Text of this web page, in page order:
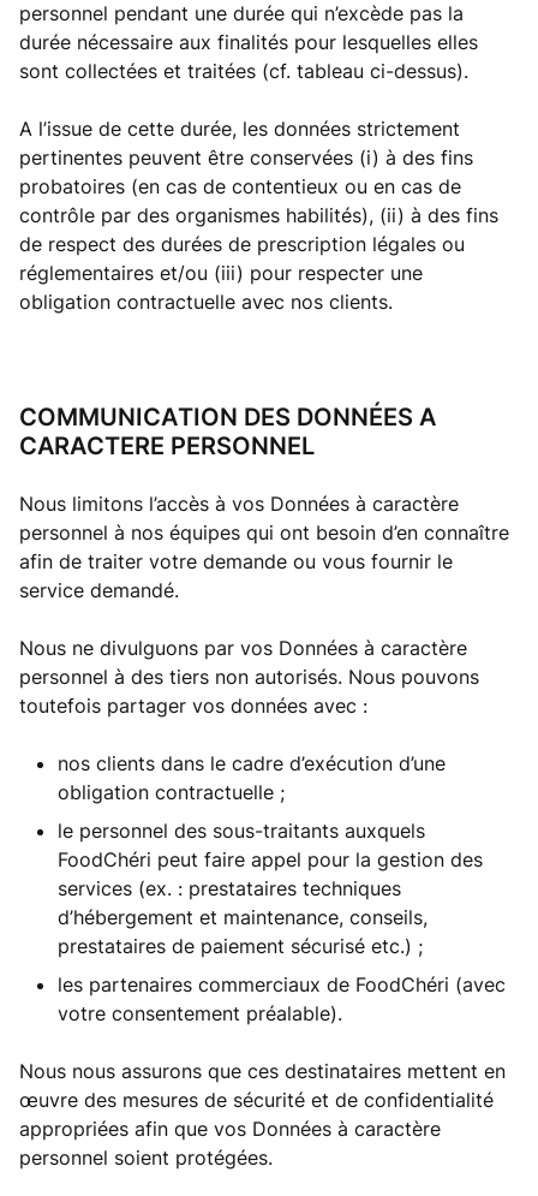
personnel pendant une durée qui n’excède pas la
durée nécessaire aux finalités pour lesquelles elles
sont collectées et traitées (cf. tableau ci-dessus).
A l’issue de cette durée, les données strictement
pertinentes peuvent être conservées (i) à des fins
probatoires (en cas de contentieux ou en cas de
contrôle par des organismes habilités), (ii) à des fins
de respect des durées de prescription légales ou
réglementaires et/ou (iii) pour respecter une
obligation contractuelle avec nos clients.
COMMUNICATION DES DONNÉES A
CARACTERE PERSONNEL
Nous limitons l’accès à vos Données à caractère
personnel à nos équipes qui ont besoin d’en connaître
afin de traiter votre demande ou vous fournir le
service demandé.
Nous ne divulguons par vos Données à caractère
personnel à des tiers non autorisés. Nous pouvons
toutefois partager vos données avec :
nos clients dans le cadre d’exécution d’une
obligation contractuelle ;
le personnel des sous-traitants auxquels
FoodChéri peut faire appel pour la gestion des
services (ex. : prestataires techniques
d’hébergement et maintenance, conseils,
prestataires de paiement sécurisé etc.) ;
les partenaires commerciaux de FoodChéri (avec
votre consentement préalable).
Nous nous assurons que ces destinataires mettent en
œuvre des mesures de sécurité et de confidentialité
appropriées afin que vos Données à caractère
personnel soient protégées.